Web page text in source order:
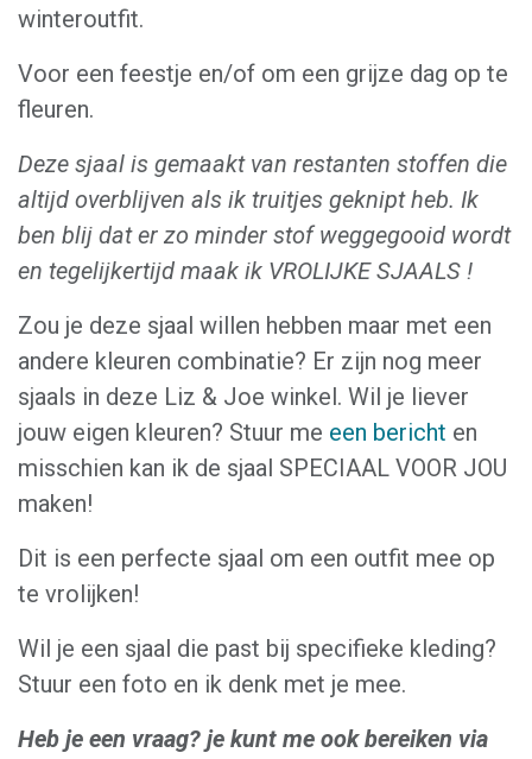
winteroutfit.
Voor een feestje en/of om een grijze dag op te
fleuren.
Deze sjaal is gemaakt van restanten stoffen die
altijd overblijven als ik truitjes geknipt heb. Ik
ben blij dat er zo minder stof weggegooid wordt
en tegelijkertijd maak ik VROLIJKE SJAALS !
Zou je deze sjaal willen hebben maar met een
andere kleuren combinatie? Er zijn nog meer
sjaals in deze Liz & Joe winkel. Wil je liever
jouw eigen kleuren? Stuur me een bericht en
misschien kan ik de sjaal SPECIAAL VOOR JOU
maken!
Dit is een perfecte sjaal om een outfit mee op
te vrolijken!
Wil je een sjaal die past bij specifieke kleding?
Stuur een foto en ik denk met je mee.
Heb je een vraag? je kunt me ook bereiken via